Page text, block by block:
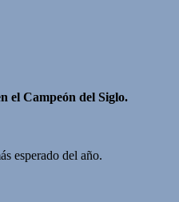
el Campeón del Siglo.
esperado del año.